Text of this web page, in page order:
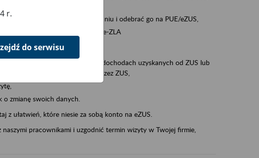
zaświadczenia o niezaleganiu i odebrać go na PUE/eZUS,
swoich pracowników - e-ZLA
PIT 11A, czyli informacji o dochodach uzyskanych od ZUS lub
rocznego obliczenia podatku przez ZUS,
o zmianę swoich danych.
z ułatwień, które niesie za sobą konto na eZUS.
pracownikami i uzgodnić termin wizyty w Twojej firmie,
r.
do serwisu